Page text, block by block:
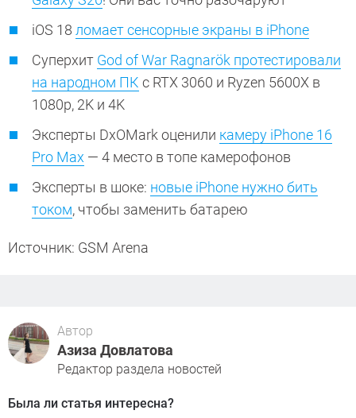
iOS 18 ломает сенсорные экраны в iPhone
Суперхит God of War Ragnarök протестировали
на народном ПК с RTX 3060 и Ryzen 5600X в
1080p, 2K и 4K
Эксперты DxOMark оценили камеру iPhone 16
Pro Max — 4 место в топе камерофонов
Эксперты в шоке: новые iPhone нужно бить
током, чтобы заменить батарею
Источник: GSM Arena
Автор
Азиза Довлатова
Редактор раздела новостей
Была ли статья интересна?